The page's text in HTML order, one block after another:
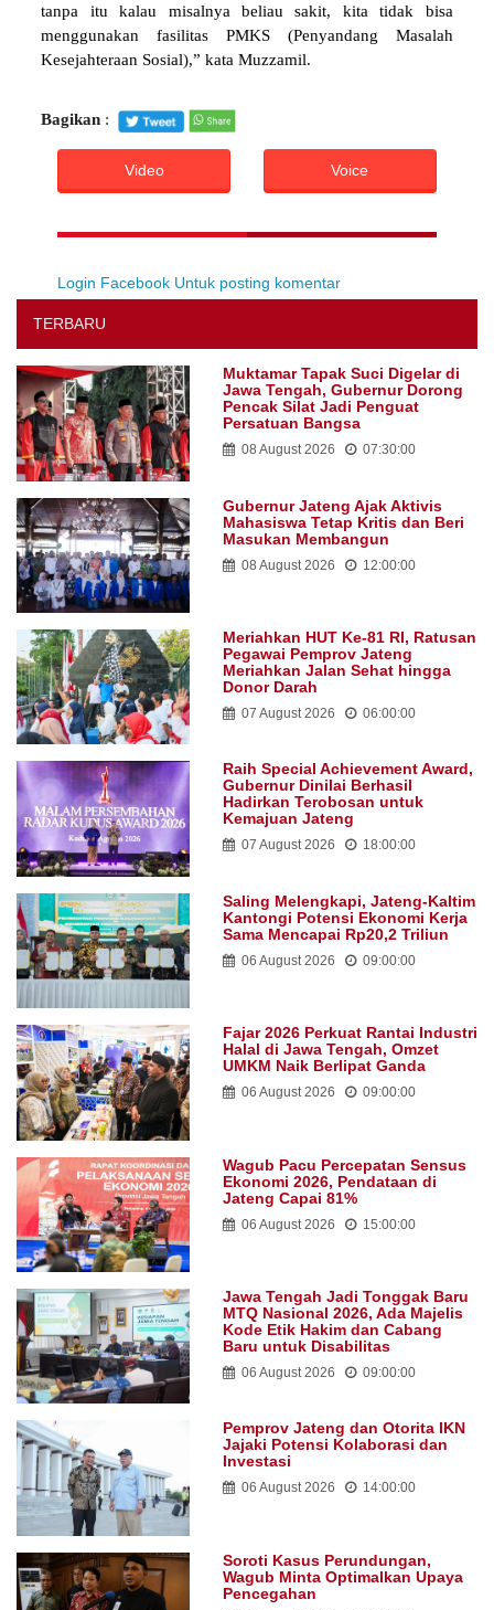
tanpa itu kalau misalnya beliau sakit, kita tidak bisa
menggunakan fasilitas PMKS (Penyandang Masalah
Kesejahteraan Sosial),” kata Muzzamil.
Bagikan :
Video Voice
Login Facebook Untuk posting komentar
TERBARU
Muktamar Tapak Suci Digelar di
Jawa Tengah, Gubernur Dorong
Pencak Silat Jadi Penguat
Persatuan Bangsa
08 August 2026 07:30:00
Gubernur Jateng Ajak Aktivis
Mahasiswa Tetap Kritis dan Beri
Masukan Membangun
08 August 2026 12:00:00
Meriahkan HUT Ke-81 RI, Ratusan
Pegawai Pemprov Jateng
Meriahkan Jalan Sehat hingga
Donor Darah
07 August 2026 06:00:00
Raih Special Achievement Award,
Gubernur Dinilai Berhasil
Hadirkan Terobosan untuk
Kemajuan Jateng
07 August 2026 18:00:00
Saling Melengkapi, Jateng-Kaltim
Kantongi Potensi Ekonomi Kerja
Sama Mencapai Rp20,2 Triliun
06 August 2026 09:00:00
Fajar 2026 Perkuat Rantai Industri
Halal di Jawa Tengah, Omzet
UMKM Naik Berlipat Ganda
06 August 2026 09:00:00
Wagub Pacu Percepatan Sensus
Ekonomi 2026, Pendataan di
Jateng Capai 81%
06 August 2026 15:00:00
Jawa Tengah Jadi Tonggak Baru
MTQ Nasional 2026, Ada Majelis
Kode Etik Hakim dan Cabang
Baru untuk Disabilitas
06 August 2026 09:00:00
Pemprov Jateng dan Otorita IKN
Jajaki Potensi Kolaborasi dan
Investasi
06 August 2026 14:00:00
Soroti Kasus Perundungan,
Wagub Minta Optimalkan Upaya
Pencegahan